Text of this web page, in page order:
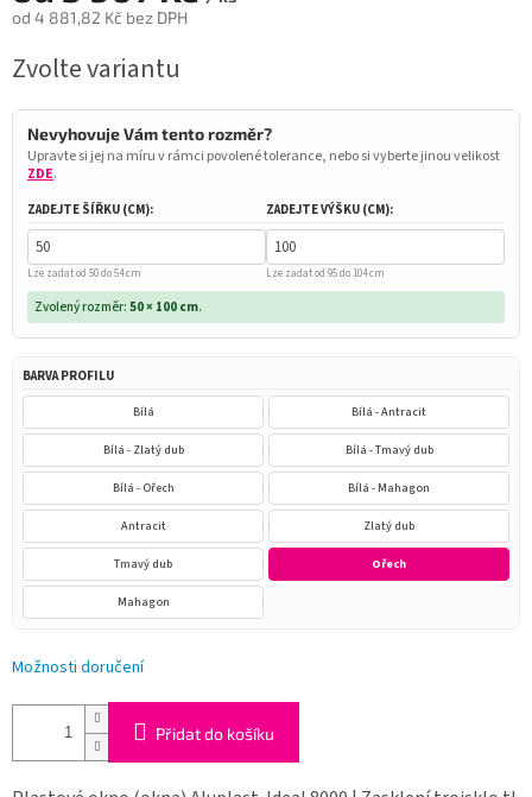
od 4 881,82 Kč bez DPH
cena:
Zvolte variantu
Nevyhovuje Vám tento rozměr?
Upravte si jej na míru v rámci povolené tolerance, nebo si vyberte jinou velikost
ZDE.
ZADEJTE ŠÍŘKU (CM):
Lze zadat od 50 do 54 cm
ZADEJTE VÝŠKU (CM):
Lze zadat od 95 do 104 cm
Zvolený rozměr: 50 × 100 cm.
BARVA PROFILU
Bílá Bílá - Antracit
Bílá - Zlatý dub Bílá - Tmavý dub
Bílá - Ořech Bílá - Mahagon
Antracit Zlatý dub
Tmavý dub Ořech
Mahagon
Možnosti doručení
Přidat do košíku